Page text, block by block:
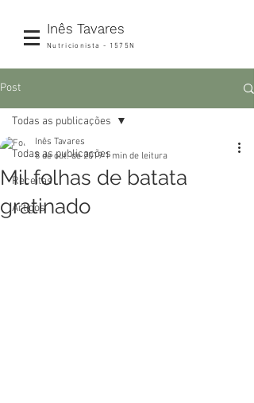
Inês Tavares
Nutricionista - 1575N
Post
Todas as publicações
Receitas
Artigos
Todas as publicações
Mil folhas de batata
gratinado
Inês Tavares
8 de out. de 2019 1 min de leitura